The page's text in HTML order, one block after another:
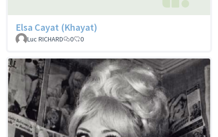
Elsa Cayat (Khayat)
Luc RICHARD 0 0